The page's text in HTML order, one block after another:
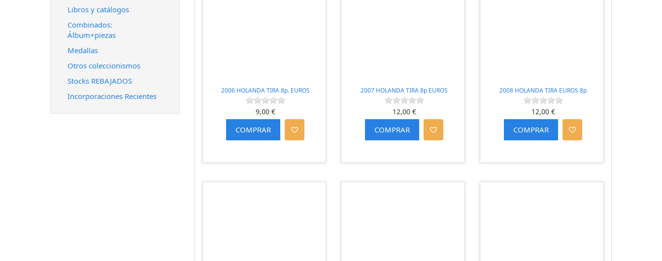
Libros y catálogos
Combinados:
Álbum+piezas
Medallas
Otros coleccionismos
Stocks REBAJADOS
Incorporaciones Recientes
2006 HOLANDA TIRA 8p. EUROS
9,00 €
2007 HOLANDA TIRA 8p EUROS
12,00 €
2008 HOLANDA TIRA EUROS 8p
12,00 €